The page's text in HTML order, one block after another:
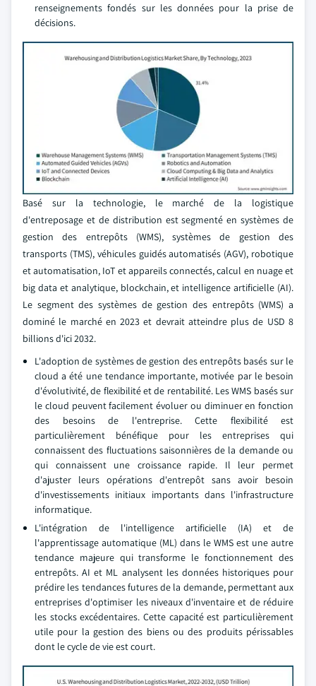
renseignements fondés sur les données pour la prise de
décisions.
Basé sur la technologie, le marché de la logistique
d'entreposage et de distribution est segmenté en systèmes de
gestion des entrepôts (WMS), systèmes de gestion des
transports (TMS), véhicules guidés automatisés (AGV), robotique
et automatisation, IoT et appareils connectés, calcul en nuage et
big data et analytique, blockchain, et intelligence artificielle (AI).
Le segment des systèmes de gestion des entrepôts (WMS) a
dominé le marché en 2023 et devrait atteindre plus de USD 8
billions d'ici 2032.
L'adoption de systèmes de gestion des entrepôts basés sur le
cloud a été une tendance importante, motivée par le besoin
d'évolutivité, de flexibilité et de rentabilité. Les WMS basés sur
le cloud peuvent facilement évoluer ou diminuer en fonction
des besoins de l'entreprise. Cette flexibilité est
particulièrement bénéfique pour les entreprises qui
connaissent des fluctuations saisonnières de la demande ou
qui connaissent une croissance rapide. Il leur permet
d'ajuster leurs opérations d'entrepôt sans avoir besoin
d'investissements initiaux importants dans l'infrastructure
informatique.
L'intégration de l'intelligence artificielle (IA) et de
l'apprentissage automatique (ML) dans le WMS est une autre
tendance majeure qui transforme le fonctionnement des
entrepôts. AI et ML analysent les données historiques pour
prédire les tendances futures de la demande, permettant aux
entreprises d'optimiser les niveaux d'inventaire et de réduire
les stocks excédentaires. Cette capacité est particulièrement
utile pour la gestion des biens ou des produits périssables
dont le cycle de vie est court.